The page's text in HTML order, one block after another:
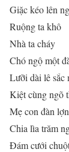
Giặc kéo lên
Ruộng ta khô
Nhà ta cháy
Chó ngộ một
Lưỡi dài lê sắc
Kiệt cùng ngõ
Mẹ con đàn
Chia lìa trăm
Đám cưới